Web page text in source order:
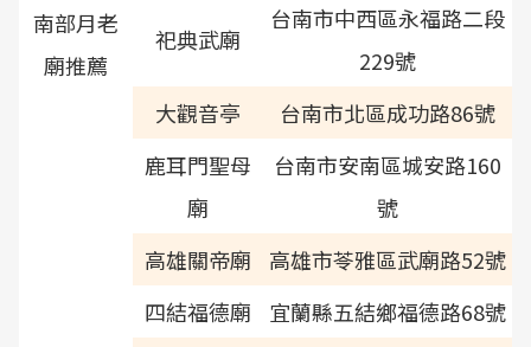
南部月老
廟推薦
祀典武廟
台南市中西區永福路二段
229號
大觀音亭
台南市北區成功路86號
鹿耳門聖母
廟
台南市安南區城安路160
號
高雄關帝廟
高雄市苓雅區武廟路52號
四結福德廟 宜蘭縣五結鄉福德路68號